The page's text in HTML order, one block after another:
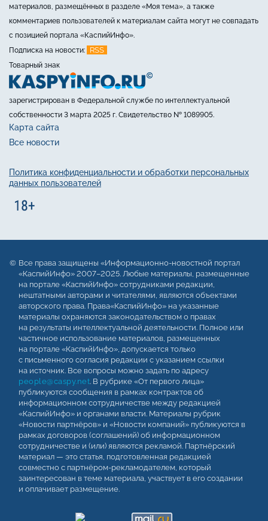
материалов, размещённых в разделе «Моя тема», а также
комментариев пользователей к материалам сайта могут не совпадать
с позицией портала «КаспийИнфо».
Подписка на новости:
RSS
Товарный знак
зарегистрирован в Федеральной службе по интеллектуальной
собственности 3 марта 2025 г. Свидетельство № 1089905.
Карта сайта
Все новости
Политика конфиденциальности и обработки персональных
данных пользователей
Все права защищены «Информационно-новостной портал
«КаспийИнфо» 2007–2025. Любые материалы, размещенные
на портале «КаспийИнфо» сотрудниками редакции,
нештатными авторами и читателями, являются объектами
авторского права. Права«КаспийИнфо» на указанные
материалы охраняются законодательством о правах
на результаты интеллектуальной деятельности. Полное или
частичное использование материалов, размещенных
на портале «КаспийИнфо», допускается только
с письменного согласия редакции с указанием ссылки
на источник. Все вопросы можно задать по адресу
people@caspy.net. В рубрике «От первого лица»
публикуются сообщения в рамках контрактов об
информационном сотрудничестве между редакцией
«КаспийИнфо» и органами власти. Материалы рубрик
«Новости партнёров» и «Новости компаний» публикуются в
рамках договоров (соглашений) об информационном
сотрудничестве и (или) являются рекламой. Партнёрский
материал — это статья, подготовленная редакцией
совместно с партнёром-рекламодателем, который
заинтересован в теме материала, участвует в его создании
и оплачивает размещение.